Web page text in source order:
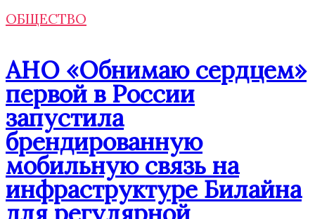
ОБЩЕСТВО
АНО «Обнимаю сердцем»
первой в России
запустила
брендированную
мобильную связь на
инфраструктуре Билайна